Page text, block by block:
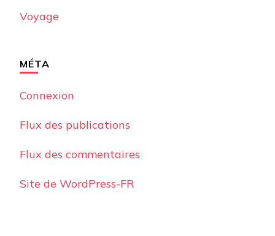
Voyage
MÉTA
Connexion
Flux des publications
Flux des commentaires
Site de WordPress-FR